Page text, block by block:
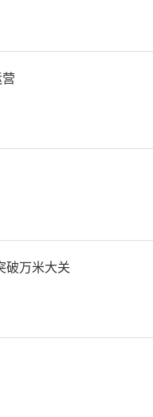
，风雨兼
，自求口
，雄关坎
，欣欣向
作总结讲
不同发展
对医院工
破万米大关